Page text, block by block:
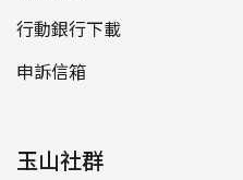
行動銀行下載
申訴信箱
玉山社群